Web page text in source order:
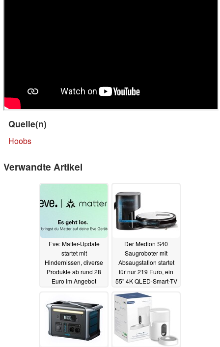
Quelle(n)
Hoobs
Verwandte Artikel
Eve: Matter-Update
startet mit
Hindernissen, diverse
Produkte ab rund 28
Euro im Angebot
Der Medion S40
Saugroboter mit
Absaugstation startet
für nur 219 Euro, ein
55" 4K QLED-Smart-TV